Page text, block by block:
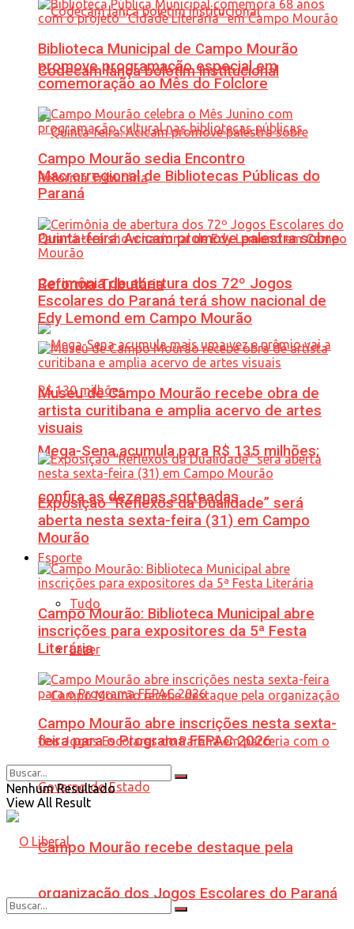
Codecam lança boletim institucional
Quinta-feira: Acicam promove palestra sobre
Reforma Tributária
Mega-Sena acumula para R$ 135 milhões;
confira as dezenas sorteadas
Esporte
Tudo
Lazer
Campo Mourão recebe destaque pela
organização dos Jogos Escolares do Paraná
Biblioteca Municipal de Campo Mourão
promove programação especial em
comemoração ao Mês do Folclore
Campo Mourão sedia Encontro
Macrorregional de Bibliotecas Públicas do
Paraná
Cerimônia de abertura dos 72º Jogos
Escolares do Paraná terá show nacional de
Edy Lemond em Campo Mourão
Museu de Campo Mourão recebe obra de
artista curitibana e amplia acervo de artes
visuais
Exposição “Reflexos da Dualidade” será
aberta nesta sexta-feira (31) em Campo
Mourão
Campo Mourão: Biblioteca Municipal abre
inscrições para expositores da 5ª Festa
Literária
Campo Mourão abre inscrições nesta sexta-
feira para o Programa FEPAC 2026
Nenhum Resultado
View All Result